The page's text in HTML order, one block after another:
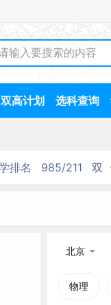
双高计划 选科查询
排名 985/211 双
北京
物理